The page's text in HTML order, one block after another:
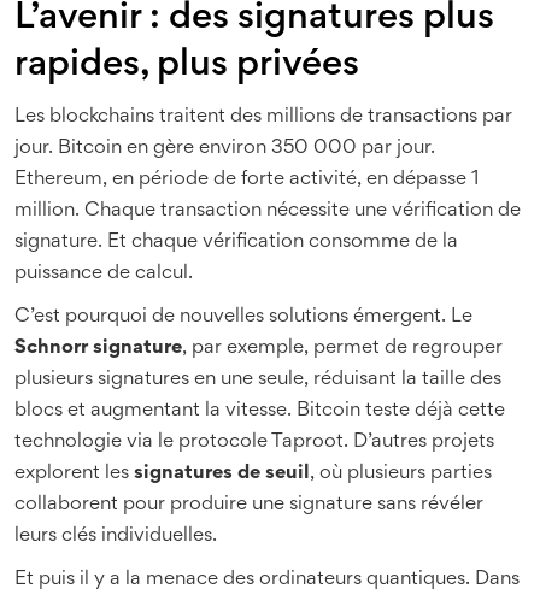
L’avenir : des signatures plus
rapides, plus privées
Les blockchains traitent des millions de transactions par
jour. Bitcoin en gère environ 350 000 par jour.
Ethereum, en période de forte activité, en dépasse 1
million. Chaque transaction nécessite une vérification de
signature. Et chaque vérification consomme de la
puissance de calcul.
C’est pourquoi de nouvelles solutions émergent. Le
Schnorr signature, par exemple, permet de regrouper
plusieurs signatures en une seule, réduisant la taille des
blocs et augmentant la vitesse. Bitcoin teste déjà cette
technologie via le protocole Taproot. D’autres projets
explorent les signatures de seuil , où plusieurs parties
collaborent pour produire une signature sans révéler
leurs clés individuelles.
Et puis il y a la menace des ordinateurs quantiques. Dans